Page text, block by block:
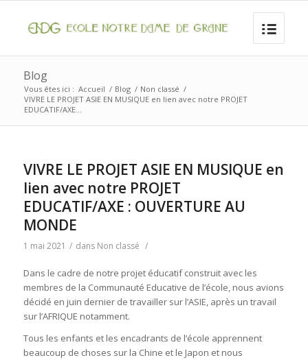
Blog
Vous êtes ici : Accueil / Blog / Non classé /
VIVRE LE PROJET ASIE EN MUSIQUE en lien avec notre PROJET
EDUCATIF/AXE...
VIVRE LE PROJET ASIE EN MUSIQUE en
lien avec notre PROJET
EDUCATIF/AXE : OUVERTURE AU
MONDE
1 mai 2021 / dans Non classé /
Dans le cadre de notre projet éducatif construit avec les
membres de la Communauté Educative de l’école, nous avions
décidé en juin dernier de travailler sur l’ASIE, après un travail
sur l’AFRIQUE notamment.
Tous les enfants et les encadrants de l’école apprennent
beaucoup de choses sur la Chine et le Japon et nous